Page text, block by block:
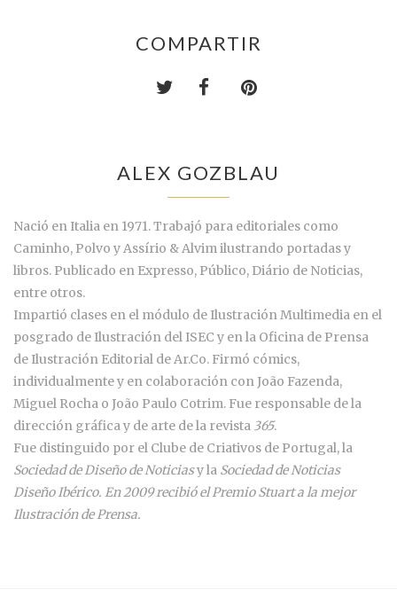
COMPARTIR
ALEX GOZBLAU
Nació en Italia en 1971. Trabajó para editoriales como
Caminho, Polvo y Assírio & Alvim ilustrando portadas y
libros. Publicado en Expresso, Público, Diário de Noticias,
entre otros.
Impartió clases en el módulo de Ilustración Multimedia en el
posgrado de Ilustración del ISEC y en la Oficina de Prensa
de Ilustración Editorial de Ar.Co. Firmó cómics,
individualmente y en colaboración con João Fazenda,
Miguel Rocha o João Paulo Cotrim. Fue responsable de la
dirección gráfica y de arte de la revista 365.
Fue distinguido por el Clube de Criativos de Portugal, la
Sociedad de Diseño de Noticiasy la Sociedad de Noticias
Diseño Ibérico. En 2009 recibió el Premio Stuart a la mejor
Ilustración de Prensa.